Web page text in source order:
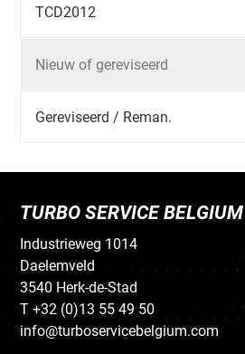
TCD2012
Nieuw of gereviseerd
Gereviseerd / Reman.
TURBO SERVICE BELGIUM
Industrieweg 1014
Daelemveld
3540 Herk-de-Stad
T +32 (0)13 55 49 50
info@turboservicebelgium.com